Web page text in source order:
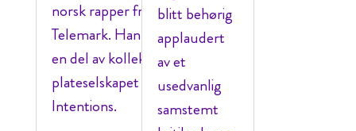
norsk rapper fra Vinje i
Telemark. Han er
en del av kollektivet/
plateselskapet Mutual
Intentions.
blitt behørig
applaudert
av et
usedvanlig
samstemt